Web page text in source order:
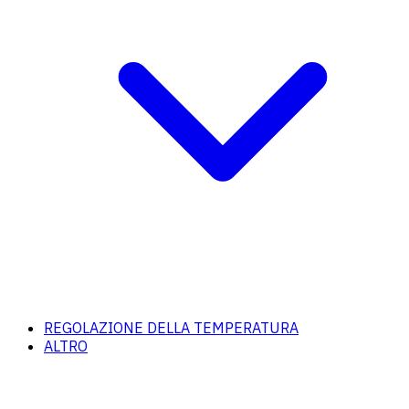
REGOLAZIONE DELLA TEMPERATURA
ALTRO